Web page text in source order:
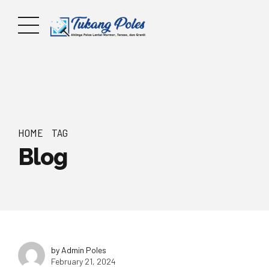
HOME TAG
Blog
by Admin Poles
February 21, 2024